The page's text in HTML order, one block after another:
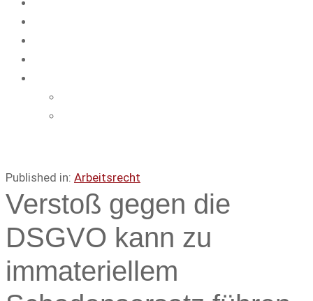
Published in: Arbeitsrecht
Verstoß gegen die
DSGVO kann zu
immateriellem